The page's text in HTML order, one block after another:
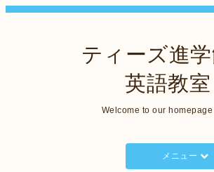
ティーズ進
英語教室
Welcome to our homepage
メニュー